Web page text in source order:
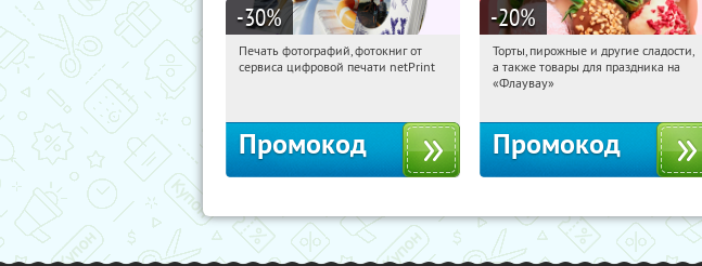
-30%
09:44:55 Получили:
Печать фотографий, фотокниг от
сервиса цифровой печати netPrint
Промокод
-20%
09:44:55 Получили:
Россия
Торты, пирожные и другие сладости,
а также товары для праздника на
«Флаувау»
Промокод